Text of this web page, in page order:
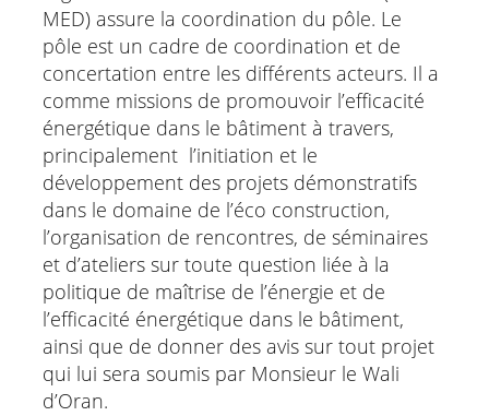
MED) assure la coordination du pôle. Le
pôle est un cadre de coordination et de
concertation entre les différents acteurs. Il a
comme missions de promouvoir l’efficacité
énergétique dans le bâtiment à travers,
principalement l’initiation et le
développement des projets démonstratifs
dans le domaine de l’éco construction,
l’organisation de rencontres, de séminaires
et d’ateliers sur toute question liée à la
politique de maîtrise de l’énergie et de
l’efficacité énergétique dans le bâtiment,
ainsi que de donner des avis sur tout projet
qui lui sera soumis par Monsieur le Wali
d’Oran.